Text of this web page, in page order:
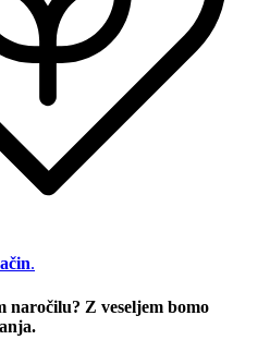
.
naročilu? Z veseljem bomo